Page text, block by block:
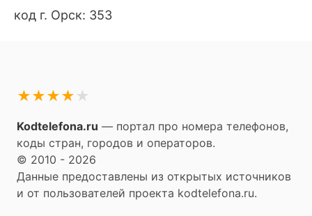
код г. Орск: 353
★
★
★
★
★
Kodtelefona.ru — портал про номера телефонов,
коды стран, городов и операторов.
© 2010 - 2026
Данные предоставлены из открытых источников
и от пользователей проекта kodtelefona.ru.